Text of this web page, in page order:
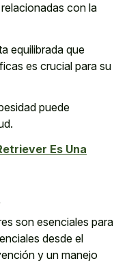
con la
equilibrada que
es crucial para su
puede
Es Una
son esenciales para
desde el
y un manejo